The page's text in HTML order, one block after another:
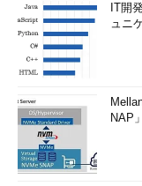
IT開
ュニ
NAP